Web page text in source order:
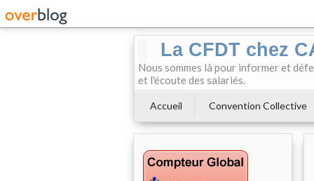
La CFDT chez
Nous sommes là pour informer et
et l'écoute des salariés.
Accueil Convention Collective